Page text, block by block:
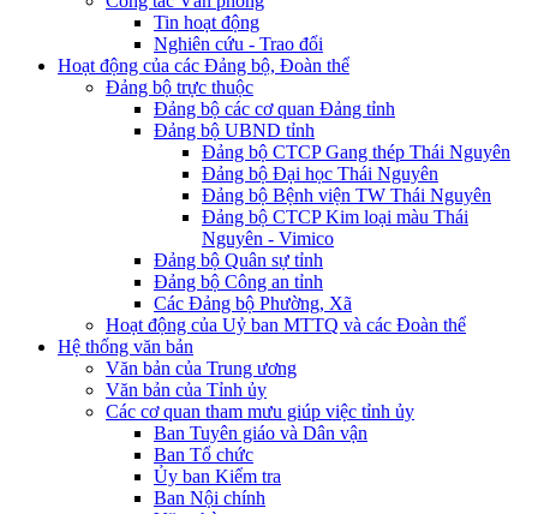
Tin hoạt động
Nghiên cứu - Trao đổi
Hoạt động của các Đảng bộ, Đoàn thể
Đảng bộ trực thuộc
Đảng bộ các cơ quan Đảng tỉnh
Đảng bộ UBND tỉnh
Đảng bộ CTCP Gang thép Thái Nguyên
Đảng bộ Đại học Thái Nguyên
Đảng bộ Bệnh viện TW Thái Nguyên
Đảng bộ CTCP Kim loại màu Thái
Nguyên - Vimico
Đảng bộ Quân sự tỉnh
Đảng bộ Công an tỉnh
Các Đảng bộ Phường, Xã
Hoạt động của Uỷ ban MTTQ và các Đoàn thể
Hệ thống văn bản
Văn bản của Trung ương
Văn bản của Tỉnh ủy
Các cơ quan tham mưu giúp việc tỉnh ủy
Ban Tuyên giáo và Dân vận
Ban Tổ chức
Ủy ban Kiểm tra
Ban Nội chính